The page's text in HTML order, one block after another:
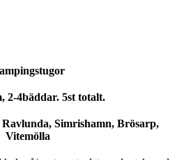
2-4bäddar. 5st totalt.
Simrishamn, Brösarp,
Vitemölla